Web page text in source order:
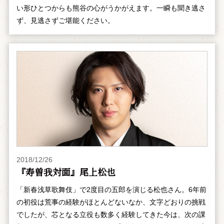
い形ひとつからも熊谷の心がうかがえます。一瞬も聞き逃さ
ず、見逃さずご堪能ください。
2018/12/26
『寿曽我対面』尾上松也
「新春浅草歌舞伎」で2度目の五郎を演じる松也さん。6年前
の初役は荒事の経験がほとんどないなか、文字どおりの挑戦
でしたが、芯となる立役も数多く経験してきた今は、次の課